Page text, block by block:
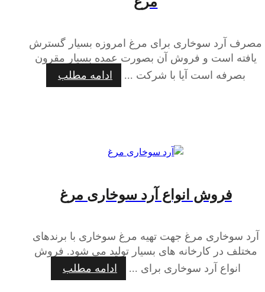
مصرف آرد سوخاری برای مرغ امروزه بسیار گسترش
یافته است و فروش آن بصورت عمده بسیار مقرون
بصرفه است آیا با شرکت ...
ادامه مطلب
فروش انواع آرد سوخاری مرغ
آرد سوخاری مرغ جهت تهیه مرغ سوخاری با برندهای
مختلف در کارخانه های بسیار تولید می شود. فروش
انواع آرد سوخاری برای ...
ادامه مطلب